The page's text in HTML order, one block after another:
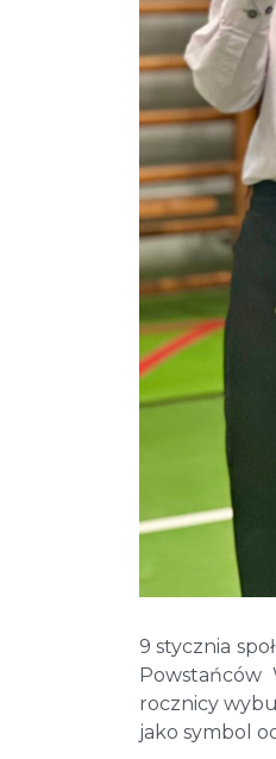
9 stycznia
Powstańców
rocznicy
jako symbol